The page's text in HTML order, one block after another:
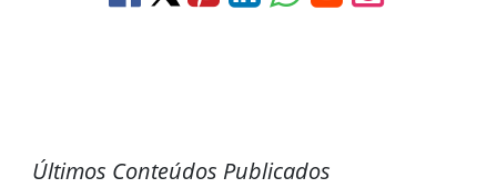
Últimos Conteúdos Publicados